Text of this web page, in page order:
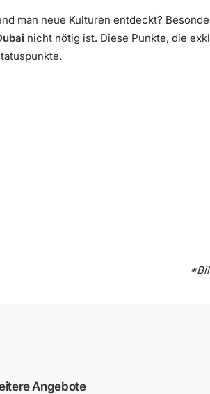
man neue Kulturen entdeckt?
nicht nötig ist. Diese Punkte, die
Angebote